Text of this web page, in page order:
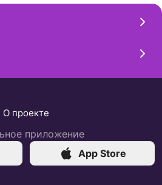
О проекте
приложение
App Store